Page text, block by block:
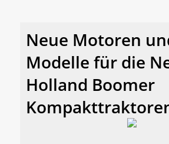
Neue Motoren
Modelle für die
Holland Boomer